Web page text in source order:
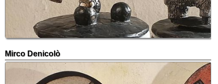
Mirco Denicolò